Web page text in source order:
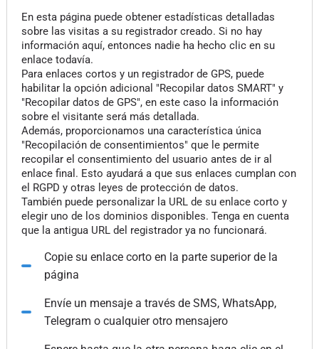
En esta página puede obtener estadísticas detalladas
sobre las visitas a su registrador creado. Si no hay
información aquí, entonces nadie ha hecho clic en su
enlace todavía.
Para enlaces cortos y un registrador de GPS, puede
habilitar la opción adicional "Recopilar datos SMART" y
"Recopilar datos de GPS", en este caso la información
sobre el visitante será más detallada.
Además, proporcionamos una característica única
"Recopilación de consentimientos" que le permite
recopilar el consentimiento del usuario antes de ir al
enlace final. Esto ayudará a que sus enlaces cumplan con
el RGPD y otras leyes de protección de datos.
También puede personalizar la URL de su enlace corto y
elegir uno de los dominios disponibles. Tenga en cuenta
que la antigua URL del registrador ya no funcionará.
Copie su enlace corto en la parte superior de la
página
Envíe un mensaje a través de SMS, WhatsApp,
Telegram o cualquier otro mensajero